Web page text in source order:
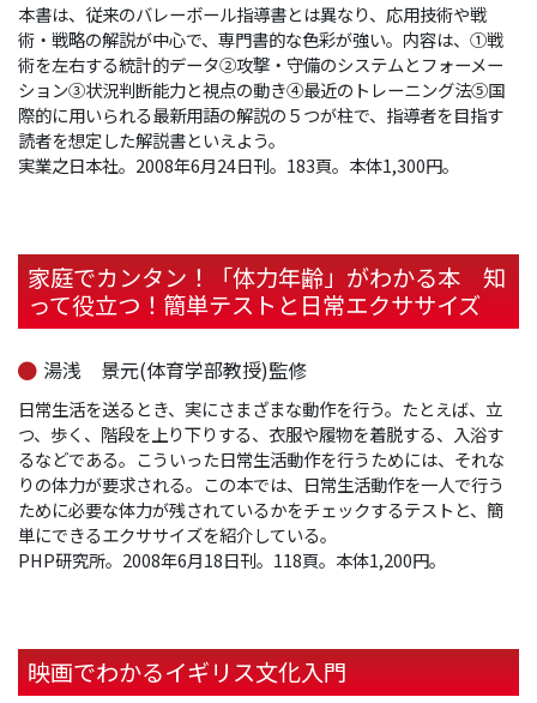
本書は、従来のバレーボール指導書とは異なり、応用技術や戦
術・戦略の解説が中心で、専門書的な色彩が強い。内容は、①戦
術を左右する統計的データ②攻撃・守備のシステムとフォーメー
ション③状況判断能力と視点の動き④最近のトレーニング法⑤国
際的に用いられる最新用語の解説の５つが柱で、指導者を目指す
読者を想定した解説書といえよう。
実業之日本社。2008年6月24日刊。183頁。本体1,300円。
家庭でカンタン！「体力年齢」がわかる本 知
って役立つ！簡単テストと日常エクササイズ
湯浅 景元(体育学部教授)監修
日常生活を送るとき、実にさまざまな動作を行う。たとえば、立
つ、歩く、階段を上り下りする、衣服や履物を着脱する、入浴す
るなどである。こういった日常生活動作を行うためには、それな
りの体力が要求される。この本では、日常生活動作を一人で行う
ために必要な体力が残されているかをチェックするテストと、簡
単にできるエクササイズを紹介している。
PHP研究所。2008年6月18日刊。118頁。本体1,200円。
映画でわかるイギリス文化入門